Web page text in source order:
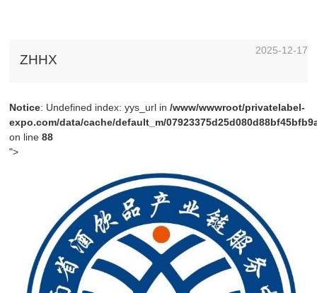
ZHHX
2025-12-17
Notice: Undefined index: yys_url in/www/wwwroot/privatelabel-
expo.com/data/cache/default_m/
on line88
">